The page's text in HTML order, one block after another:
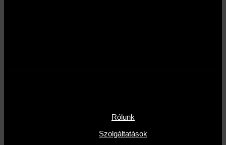
Rólunk
Szolgáltatások